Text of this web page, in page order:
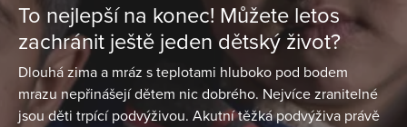
To nejlepší na konec! Můžete letos
zachránit ještě jeden dětský život?
Dlouhá zima a mráz s teplotami hluboko pod bodem
mrazu nepřinášejí dětem nic dobrého. Nejvíce zranitelné
jsou děti trpící podvýživou. Akutní těžká podvýživa právě